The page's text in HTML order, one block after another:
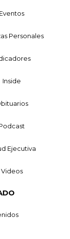
Eventos
Personales
Inside
Ejecutiva
Videos